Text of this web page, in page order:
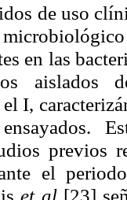
de uso
en las
aislados
I,
ensayados.
previos
el
et al [23]